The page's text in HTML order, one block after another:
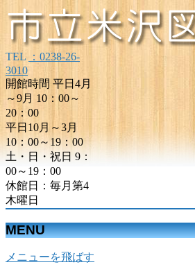
TEL
：0238-26-
3010
開館時間 平日4月
～9月 10：00～
20：00
平日10月～3月
10：00～19：00
土・日・祝日 9：
00～19：00
休館日：毎月第4
木曜日
MENU
メニューを飛ばす